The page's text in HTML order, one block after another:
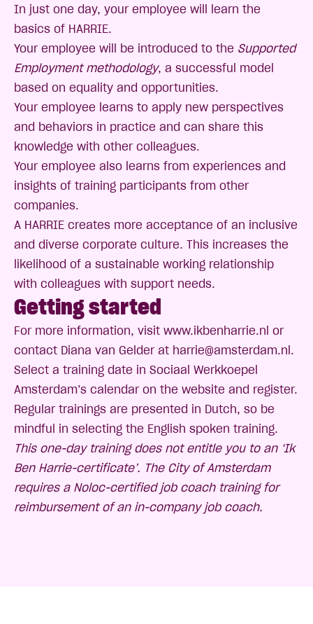
In just one day, your employee will learn the
basics of HARRIE.
Your employee will be introduced to the Supported
Employment methodology, a successful model
based on equality and opportunities.
Your employee learns to apply new perspectives
and behaviors in practice and can share this
knowledge with other colleagues.
Your employee also learns from experiences and
insights of training participants from other
companies.
A HARRIE creates more acceptance of an inclusive
and diverse corporate culture. This increases the
likelihood of a sustainable working relationship
with colleagues with support needs.
Getting started
For more information, visit www.ikbenharrie.nl or
contact Diana van Gelder at harrie@amsterdam.nl.
Select a training date in Sociaal Werkkoepel
Amsterdam’s calendar on the website and register.
Regular trainings are presented in Dutch, so be
mindful in selecting the English spoken training.
This one-day training does not entitle you to an ‘Ik
Ben Harrie-certificate’. The City of Amsterdam
requires a Noloc-certified job coach training for
reimbursement of an in-company job coach.